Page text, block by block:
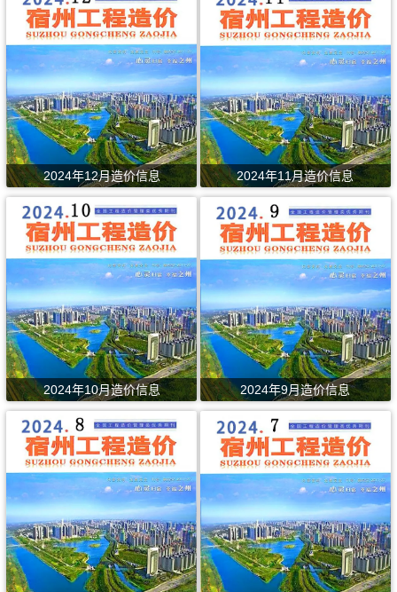
2024年12月造价信息 2024年11月造价信息
2024年10月造价信息 2024年9月造价信息